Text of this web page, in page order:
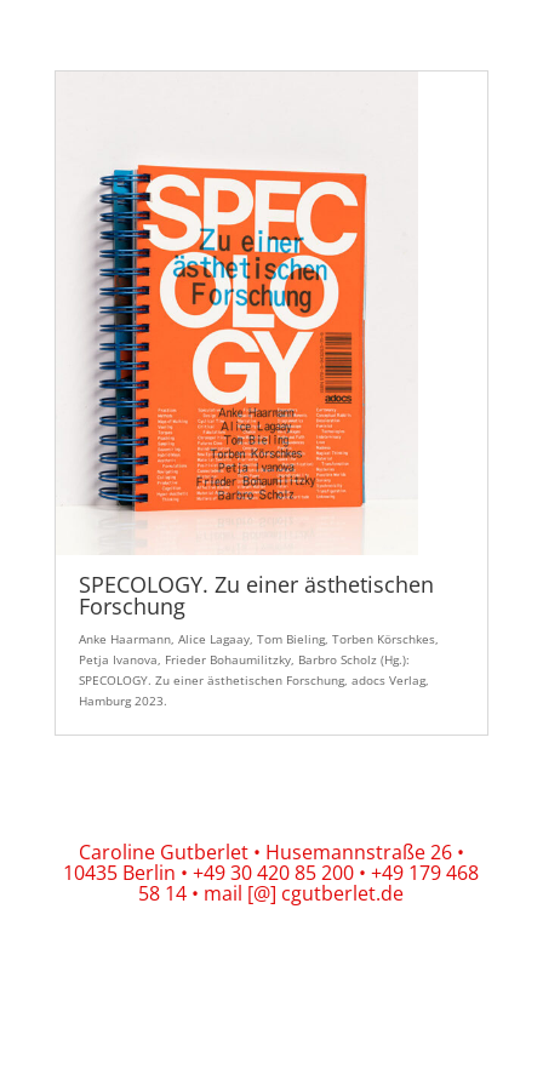
SPECOLOGY. Zu einer ästhetischen
Forschung
Anke Haarmann, Alice Lagaay, Tom Bieling, Torben Körschkes,
Petja Ivanova, Frieder Bohaumilitzky, Barbro Scholz (Hg.):
SPECOLOGY. Zu einer ästhetischen Forschung, adocs Verlag,
Hamburg 2023.
Caroline Gutberlet • Husemannstraße 26 •
10435 Berlin • +49 30 420 85 200 • +49 179 468
58 14 • mail [@] cgutberlet.de